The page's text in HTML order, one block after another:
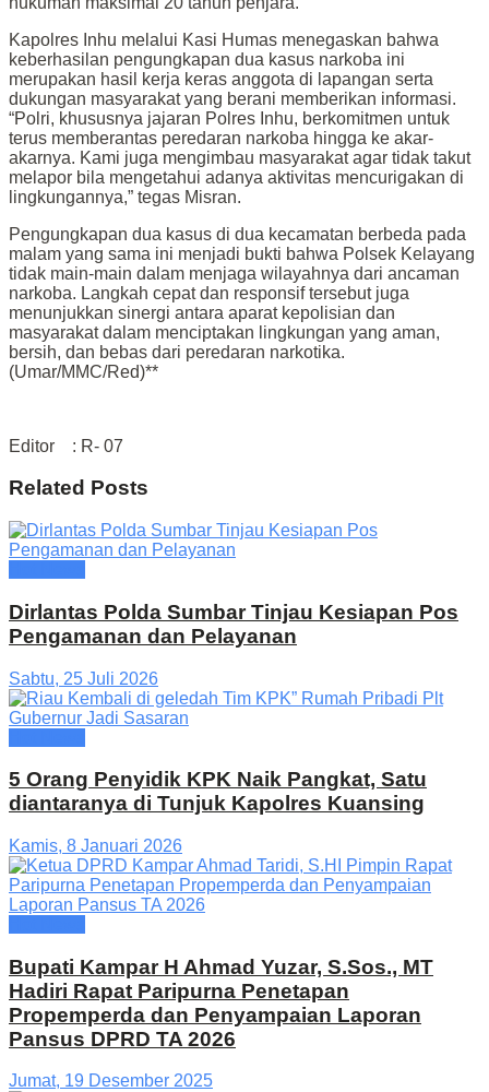
Kapolres Inhu melalui Kasi Humas menegaskan bahwa
keberhasilan pengungkapan dua kasus narkoba ini
merupakan hasil kerja keras anggota di lapangan serta
dukungan masyarakat yang berani memberikan informasi.
“Polri, khususnya jajaran Polres Inhu, berkomitmen untuk
terus memberantas peredaran narkoba hingga ke akar-
akarnya. Kami juga mengimbau masyarakat agar tidak takut
melapor bila mengetahui adanya aktivitas mencurigakan di
lingkungannya,” tegas Misran.
Pengungkapan dua kasus di dua kecamatan berbeda pada
malam yang sama ini menjadi bukti bahwa Polsek Kelayang
tidak main-main dalam menjaga wilayahnya dari ancaman
narkoba. Langkah cepat dan responsif tersebut juga
menunjukkan sinergi antara aparat kepolisian dan
masyarakat dalam menciptakan lingkungan yang aman,
bersih, dan bebas dari peredaran narkotika.
(Umar/MMC/Red)**
Editor : R- 07
Related Posts
Dirlantas Polda Sumbar Tinjau Kesiapan Pos
Pengamanan dan Pelayanan
Sabtu, 25 Juli 2026
5 Orang Penyidik KPK Naik Pangkat, Satu
diantaranya di Tunjuk Kapolres Kuansing
Kamis, 8 Januari 2026
Bupati Kampar H Ahmad Yuzar, S.Sos., MT
Hadiri Rapat Paripurna Penetapan
Propemperda dan Penyampaian Laporan
Pansus DPRD TA 2026
Jumat, 19 Desember 2025